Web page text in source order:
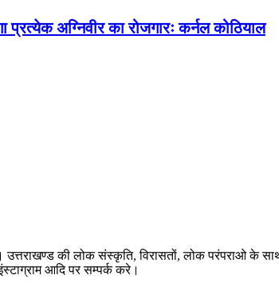
अग्निवीर का रोजगारः कर्नल कोठियाल
की लोक संस्कृति, विरासतों, लोक परंपराओ के
आदि पर सम्पर्क करे।